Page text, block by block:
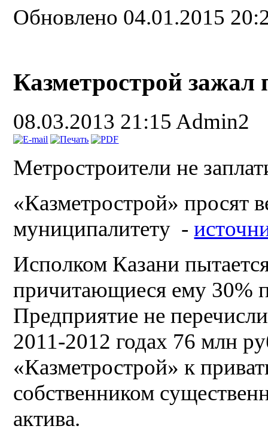
Обновлено 04.01.2015
Казметрострой зажал
08.03.2013 21:15 Admin2
Метростроители не
«Казметрострой» просят
муниципалитету -
Исполком Казани
причитающиеся ему 30%
Предприятие не
2011-2012 годах 76 млн
«Казметрострой» к
собственником
актива.